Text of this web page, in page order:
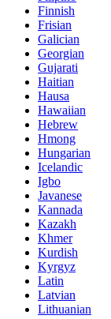
Finnish
Frisian
Galician
Georgian
Gujarati
Haitian
Hausa
Hawaiian
Hebrew
Hmong
Hungarian
Icelandic
Igbo
Javanese
Kannada
Kazakh
Khmer
Kurdish
Kyrgyz
Latin
Latvian
Lithuanian